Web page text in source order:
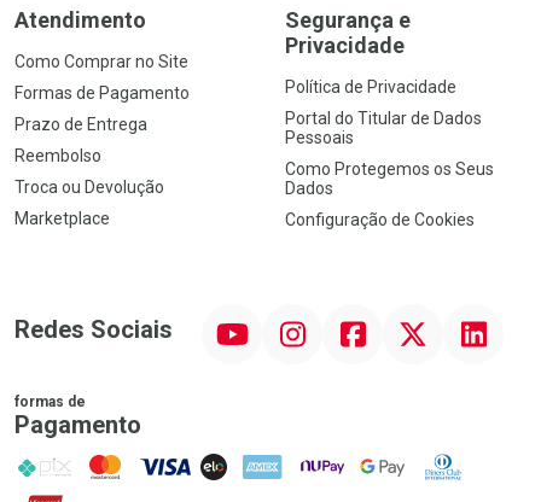
Atendimento
Como Comprar no Site
Formas de Pagamento
Prazo de Entrega
Reembolso
Troca ou Devolução
Marketplace
Segurança e
Privacidade
Política de Privacidade
Portal do Titular de Dados
Pessoais
Como Protegemos os Seus
Dados
Configuração de Cookies
Redes Sociais InstagramFacebook Linkedin
formas de
Pagamento
PIX MasterCard
VISA ELO AMEX NuPay Google PayDiners Club